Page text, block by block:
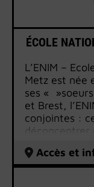
ÉCOLE
L’ENIM –
Metz est née
ses «
et Brest,
conjointes :
qui, dans un
économique,
Accès et